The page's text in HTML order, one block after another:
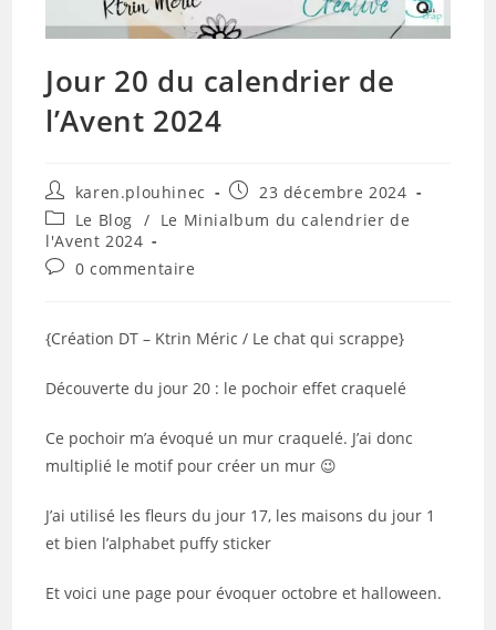
Jour 20 du calendrier de
l’Avent 2024
Auteur/autrice
de
la
publication :
karen.plouhinec
Publication
publiée :
23 décembre 2024
Post
category:
Le Blog / Le Minialbum du calendrier de
l'Avent 2024
Commentaires
publication :
0 commentaire
{Création DT – Ktrin Méric / Le chat qui scrappe}
Découverte du jour 20 : le pochoir effet craquelé
Ce pochoir m’a évoqué un mur craquelé. J’ai donc
multiplié le motif pour créer un mur 😉
J’ai utilisé les fleurs du jour 17, les maisons du jour 1
et bien l’alphabet puffy sticker
Et voici une page pour évoquer octobre et halloween.